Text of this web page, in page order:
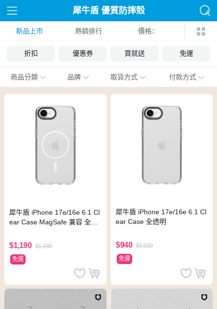
犀牛盾 優質防摔殼
新品上市 熱銷排行 價格
折扣 優惠券 買就送 免運
商品分類 品牌 取貨方式 付款方式
犀牛盾 iPhone 17e/16e 6.1 Cl
ear Case MagSafe 兼容 全透
$1,190 $1,280
免運
犀牛盾 iPhone 17e/16e 6.1 Cl
ear Case 全透明
$940 $1,020
免運